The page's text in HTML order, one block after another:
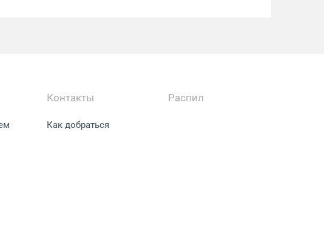
Контакты
Как добраться
Распил